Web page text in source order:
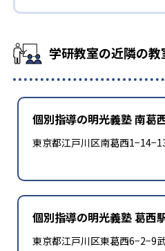
学研教室の近隣の教
個別指導の明光義塾 南葛
東京都江戸川区南葛西
個別指導の明光義塾 葛西
東京都江戸川区東葛西6−2−9